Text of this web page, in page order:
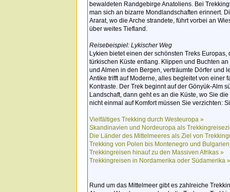
bewaldeten Randgebirge Anatoliens. Bei
man sich an bizarre Mondlandschaften erinnert.
Ararat, wo die Arche strandete, führt vorbei an
über weites Tiefland.
Reisebeispiel: Lykischer Weg
Lykien bietet einen der schönsten Treks Europas,
türkischen Küste entlang. Klippen und Buchten an
und Almen in den Bergen, verträumte Dörfer und
Antike trifft auf Moderne, alles begleitet von einer
Kontraste. Der Trek beginnt auf der Gönyük-Alm
Landschaft, dann geht es an die Küste, wo Sie
nicht einmal auf Komfort müssen Sie verzichten:
Vielfältiges Trekking durch Westeuropa »
Skandinavien und Nordeuropa als
Die Länder des Mittelmeeres als Ziel von
Trekking von Polen bis Montenegro und
Trekkingreisen hinauf zu den Massiven Afrikas »
Trekkingreisen in Nordamerika oder Südamerika »
Rund um das Mittelmeer gibt es zahlreiche